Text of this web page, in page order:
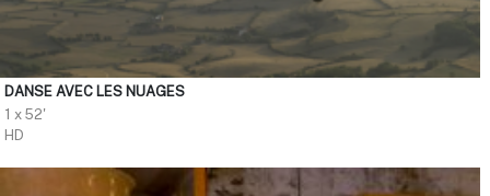
DANSE AVEC LES NUAGES
1 x 52'
HD